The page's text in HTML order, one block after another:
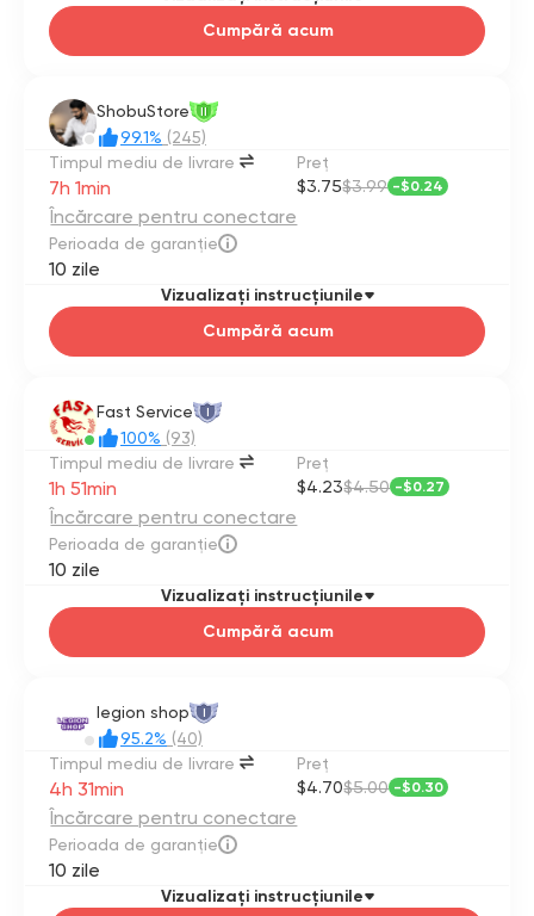
* Magazinul nu este responsabil dacă un cont este
blocat din cauza utilizării de către client a API/IDE
anti-manager și utilizarea OAuth de la terți).
Cumpără acum
ShobuStore II
99.1% (245)
Timpul mediu de livrare
7h 1min
Încărcare pentru conectare
Perioada de garanție
10 zile
Preţ
$3.75$3.99 -$0.24
Cumpără acum
Vizualizați instrucțiunile
Fast Service I
100% (93)
Timpul mediu de livrare
1h 51min
Încărcare pentru conectare
Perioada de garanție
10 zile
Preţ
$4.23$4.50 -$0.27
Cumpără acum
Vizualizați instrucțiunile
legion shop I
95.2% (40)
Timpul mediu de livrare
4h 31min
Încărcare pentru conectare
Perioada de garanție
10 zile
Preţ
$4.70$5.00 -$0.30
Vizualizați instrucțiunile